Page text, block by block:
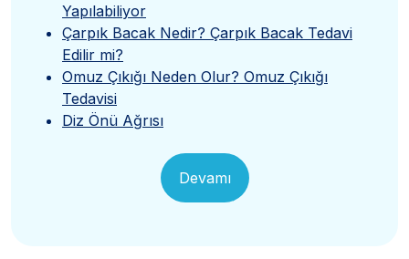
Yapılabiliyor
Çarpık Bacak Nedir? Çarpık Bacak Tedavi
Edilir mi?
Omuz Çıkığı Neden Olur? Omuz Çıkığı
Tedavisi
Diz Önü Ağrısı
Devamı